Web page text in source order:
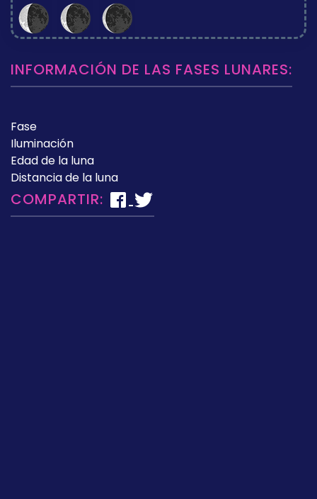
INFORMACIÓN DE LAS FASES LUNARES:
Fase
Iluminación
Edad de la luna
Distancia de la luna
COMPARTIR: